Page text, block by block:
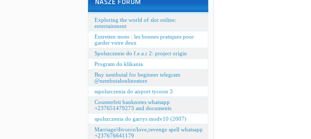
Exploring the world of slot online:
entertainment
Entretien moto : les bonnes pratiques pour
garder votre deux
Spolszczenie do f.e.a.r 2: project origin
Program do klikania
Buy nembutal for beginner telegram
@nembutalonlinestore
sspolszczenia do airport tycoon 3
Counterfeit banknotes whatsapp
+237651479273 and documents
spolszczenia do garrys modv10 (2007)
Marriage/divorce/love,revenge spell whatsapp
+237676641179